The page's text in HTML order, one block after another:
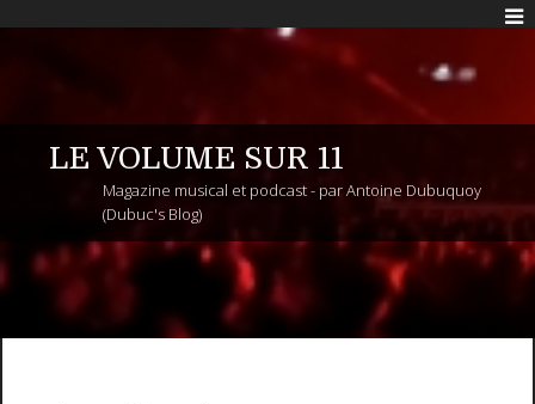
LE VOLUME SUR 11
Magazine musical et podcast - par Antoine Dubuquoy
(Dubuc's Blog)